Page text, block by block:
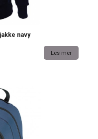
navy
Les mer